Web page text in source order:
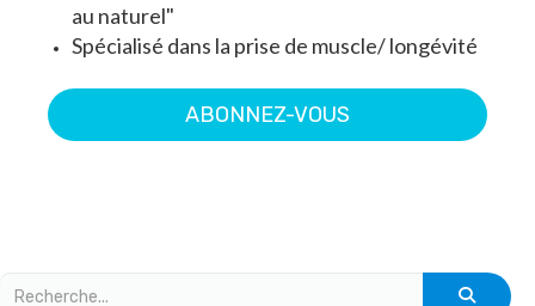
au naturel"
Spécialisé dans la prise de muscle/ longévité
ABONNEZ-VOUS